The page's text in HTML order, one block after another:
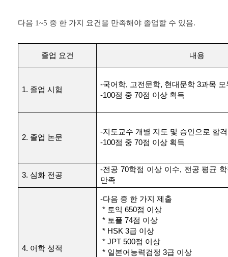
다음 1~5 중 한 가지 요건을 만족해야 졸업할 수 있음.
졸업 요건 내용
1. 졸업 시험
-국어학, 고전문학, 현대문학 3과목 모
-100점 중 70점 이상 획득
2. 졸업 논문
-지도교수 개별 지도 및 승인으로 합
-100점 중 70점 이상 획득
3. 심화 전공
-전공 70학점 이상 이수, 전공 평균
만족
4. 어학 성적
-다음 중 한 가지 제출
* 토익 650점 이상
* 토플 74점 이상
* HSK 3급 이상
* JPT 500점 이상
* 일본어능력검정 3급 이상